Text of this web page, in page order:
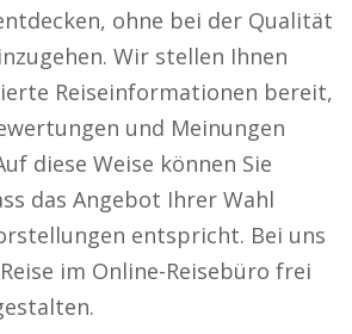
ohne bei der Qualität
Wir stellen Ihnen
Reiseinformationen bereit,
und Meinungen
diese Weise können Sie
das Angebot Ihrer Wahl
entspricht. Bei uns
im Online-Reisebüro frei